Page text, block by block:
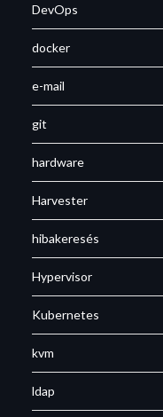
DevOps
docker
e-mail
git
hardware
Harvester
hibakeresés
Hypervisor
Kubernetes
kvm
ldap